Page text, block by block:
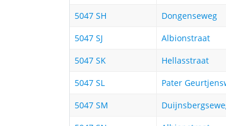
5047 SH
Dongenseweg
5047 SJ
Albionstraat
5047 SK
Hellasstraat
5047 SL
Pater
5047 SM